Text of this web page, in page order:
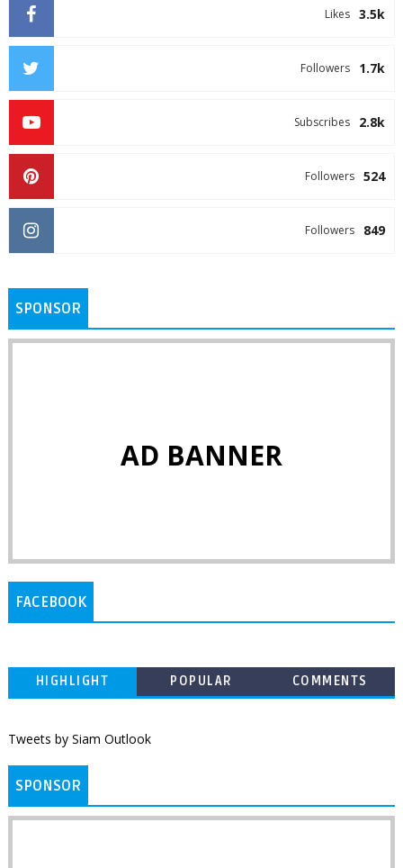
3.5k
Likes
1.7k
Followers
2.8k
Subscribes
524
Followers
849
Followers
SPONSOR
AD BANNER
FACEBOOK
HIGHLIGHT POPULAR COMMENTS
Tweets by Siam Outlook
SPONSOR